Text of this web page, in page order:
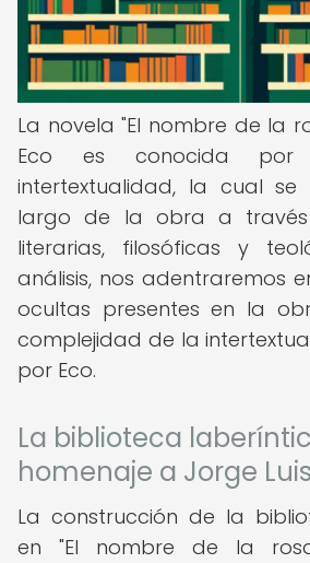
La novela "El nombre de la
Eco es conocida por
intertextualidad, la cual
largo de la obra a través
literarias, filosóficas y
análisis, nos adentraremos
ocultas presentes en la
complejidad de la
por Eco.
La biblioteca
homenaje a Jorge
La construcción de la
en "El nombre de la